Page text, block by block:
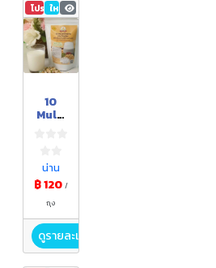
โปรโมชัน
ใหม่
10
Multi
er
(เครื่อ
งดื่ม
ผง
ธัญพืช
รวม
พร้อม
ชง)
น่าน
฿ 120 /
ถุง
ดูรายละเอียด